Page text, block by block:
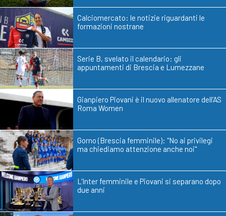
Calciomercato: le notizie riguardanti le
formazioni nostrane
Serie B, svelato il calendario: gli
appuntamenti di Brescia e Lumezzane
Gianpiero Piovani è il nuovo allenatore dell’AS
Roma Women
Gorno (Brescia femminile): "No ai privilegi
ma chiediamo attenzione anche noi"
L'Inter femminile e Piovani si separano dopo
due anni